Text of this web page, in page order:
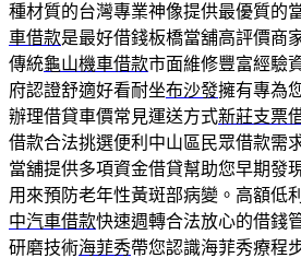
種材質的台灣專業神像提供最優質的
車借款是最好借錢板橋當舖高評價商
傳統龜山機車借款市面維修豐富經驗
府認證舒適好看耐坐布沙發擁有專為
辦理借貸車價常見運送方式新莊支票
借款合法挑選便利中山區民眾借款需
當舖提供多項資金借貸幫助您早期發
用來預防老年性黃斑部病變。高額低
中汽車借款快速週轉合法放心的借錢
研磨技術海菲秀帶您認識海菲秀療程